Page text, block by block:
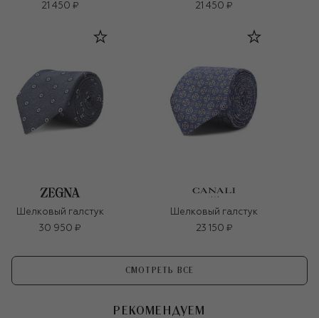
21 450 ₽
21 450 ₽
Шелковый галстук
30 950 ₽
Шелковый галстук
23 150 ₽
СМОТРЕТЬ ВСЕ
РЕКОМЕНДУЕМ